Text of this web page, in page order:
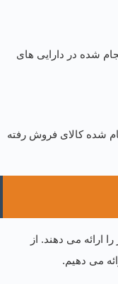
شده در دارایی های
شده کالای فروش رفته
ارائه می دهند. از
می دهیم.